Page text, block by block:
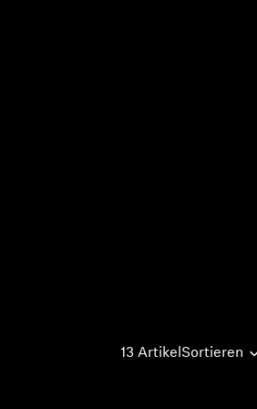
13 Artikel Sortieren